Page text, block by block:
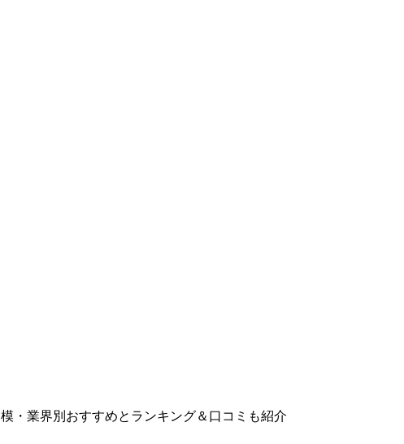
・業界別おすすめとランキング＆口コミも紹介